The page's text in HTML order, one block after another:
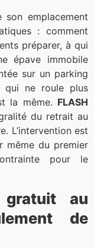
son emplacement
: comment
préparer, à qui
épave immobile
sur un parking
qui ne roule plus
la même. FLASH
du retrait au
L’intervention est
même du premier
pour le
gratuit au
de